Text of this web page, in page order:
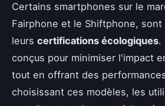
Certains smartphones sur le
Fairphone et le Shiftphone, sont
leurs certifications écologiques.
conçus pour minimiser l'impact
tout en offrant des
choisissant ces modèles, les